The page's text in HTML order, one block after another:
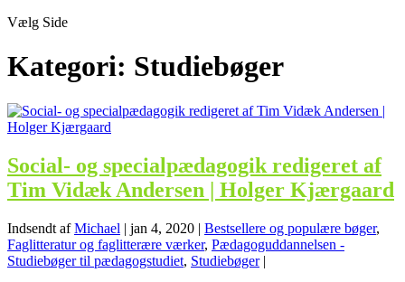
Vælg Side
Kategori: Studiebøger
Social- og specialpædagogik redigeret af
Tim Vidæk Andersen | Holger Kjærgaard
Indsendt afMichael | jan 4, 2020 | Bestsellere og populære bøger,
Faglitteratur og faglitterære værker, Pædagoguddannelsen -
Studiebøger til pædagogstudiet, Studiebøger|